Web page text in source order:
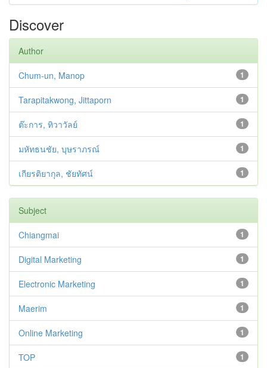
Discover
Author
1
Chum-un, Manop
1
Tarapitakwong, Jittaporn
1
ต๊ะการ, ทิวาวัลย์
1
มหัทธนชัย, บุษราภรณ์
1
เกียรติยากุล, ชัยทัศน์
Subject
1
Chiangmai
1
Digital Marketing
1
Electronic Marketing
1
Maerim
1
Online Marketing
1
TOP